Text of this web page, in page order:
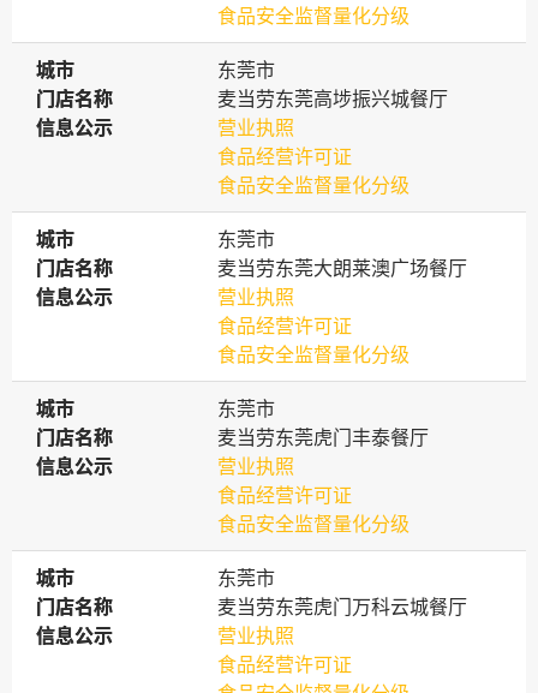
食品安全监督量化分级
城市
城市
东莞市
门店名称
门店名称
麦当劳东莞高埗振兴城餐厅
信息公示
信息公示
营业执照
食品经营许可证
食品安全监督量化分级
城市
城市
东莞市
门店名称
门店名称
麦当劳东莞大朗莱澳广场餐厅
信息公示
信息公示
营业执照
食品经营许可证
食品安全监督量化分级
城市
城市
东莞市
门店名称
门店名称
麦当劳东莞虎门丰泰餐厅
信息公示
信息公示
营业执照
食品经营许可证
食品安全监督量化分级
城市
城市
东莞市
门店名称
门店名称
麦当劳东莞虎门万科云城餐厅
信息公示
信息公示
营业执照
食品经营许可证